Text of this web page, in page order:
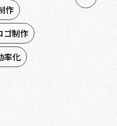
作
ゴ制作
率化